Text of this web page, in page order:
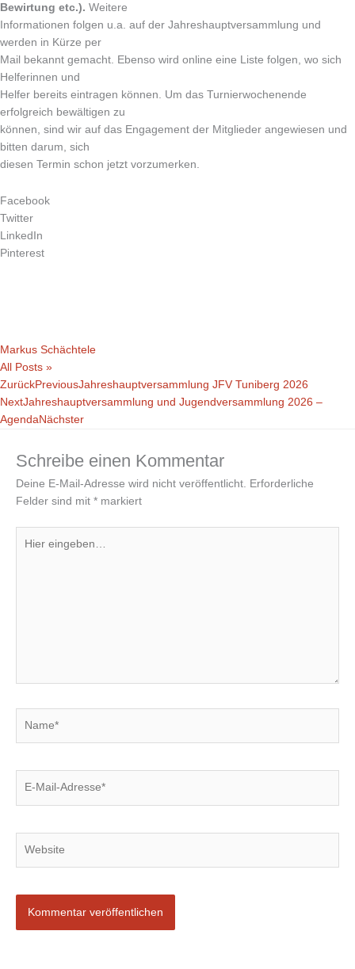
Bewirtung etc.). Weitere
Informationen folgen u.a. auf der Jahreshauptversammlung und
werden in Kürze per
Mail bekannt gemacht. Ebenso wird online eine Liste folgen, wo sich
Helferinnen und
Helfer bereits eintragen können. Um das Turnierwochenende
erfolgreich bewältigen zu
können, sind wir auf das Engagement der Mitglieder angewiesen und
bitten darum, sich
diesen Termin schon jetzt vorzumerken.
Facebook
Twitter
LinkedIn
Pinterest
Markus Schächtele
All Posts »
ZurückPreviousJahreshauptversammlung JFV Tuniberg 2026
NextJahreshauptversammlung und Jugendversammlung 2026 –
AgendaNächster
Schreibe einen Kommentar
Deine E-Mail-Adresse wird nicht veröffentlicht. Erforderliche
Felder sind mit * markiert
eingeben…